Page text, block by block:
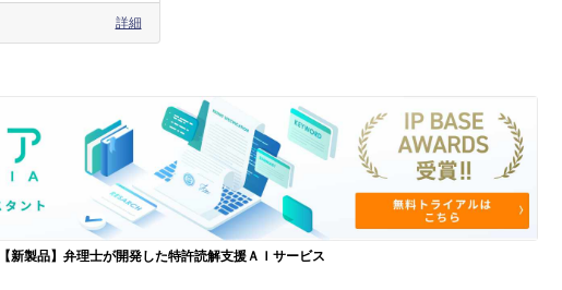
詳細
【新製品】弁理士が開発した特許読解支援ＡＩサービス